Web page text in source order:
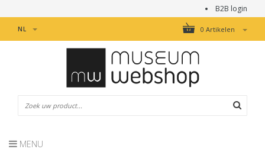
B2B login
0 Artikelen
NL
MENU